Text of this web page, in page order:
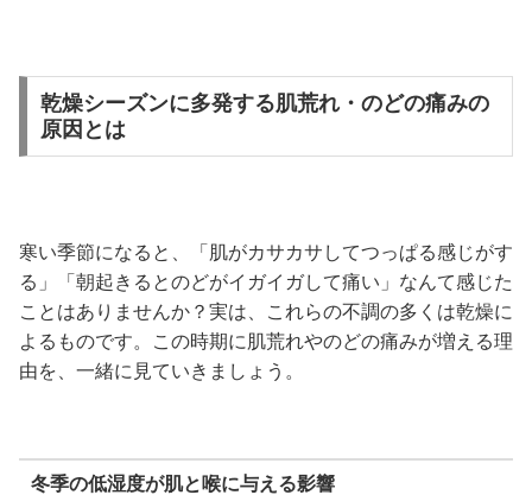
乾燥シーズンに多発する肌荒れ・のどの痛みの
原因とは
寒い季節になると、「肌がカサカサしてつっぱる感じがす
る」「朝起きるとのどがイガイガして痛い」なんて感じた
ことはありませんか？実は、これらの不調の多くは乾燥に
よるものです。この時期に肌荒れやのどの痛みが増える理
由を、一緒に見ていきましょう。
冬季の低湿度が肌と喉に与える影響